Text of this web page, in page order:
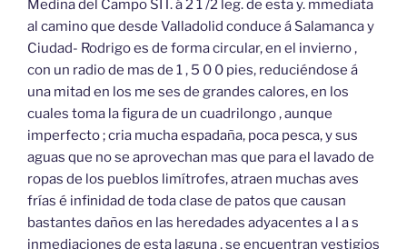
Medina del Campo SIT. á 2 1 /2 leg. de esta y. mmediata
al camino que desde Valladolid conduce á Salamanca y
Ciudad- Rodrigo es de forma circular, en el invierno ,
con un radio de mas de 1 , 5 0 0 pies, reduciéndose á
una mitad en los me ses de grandes calores, en los
cuales toma la figura de un cuadrilongo , aunque
imperfecto ; cria mucha espadaña, poca pesca, y sus
aguas que no se aprovechan mas que para el lavado de
ropas de los pueblos limítrofes, atraen muchas aves
frías é infinidad de toda clase de patos que causan
bastantes daños en las heredades adyacentes a l a s
inmediaciones de esta laguna , se encuentran vestigios